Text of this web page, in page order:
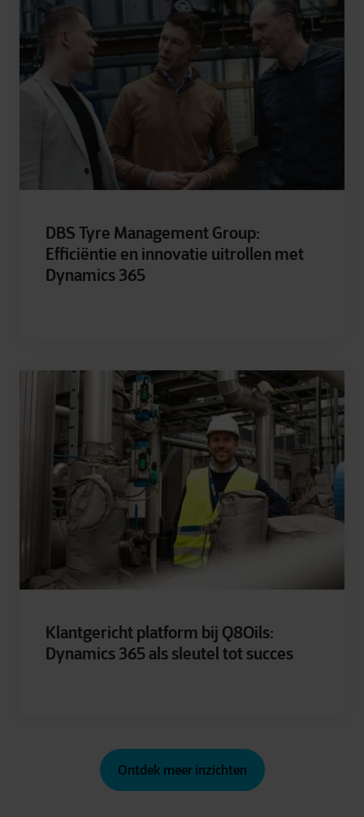
Ontdek meer inzichten
DBS Tyre Management Group:
Efficiëntie en innovatie uitrollen met
Dynamics 365
Klantgericht platform bij Q8Oils:
Dynamics 365 als sleutel tot succes